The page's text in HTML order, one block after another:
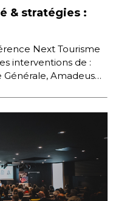
& stratégies :
Next Tourisme
interventions de :
Générale, Amadeus